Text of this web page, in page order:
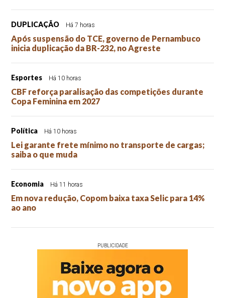
DUPLICAÇÃO Há 7 horas
Após suspensão do TCE, governo de Pernambuco
inicia duplicação da BR-232, no Agreste
Esportes Há 10 horas
CBF reforça paralisação das competições durante
Copa Feminina em 2027
Política Há 10 horas
Lei garante frete mínimo no transporte de cargas;
saiba o que muda
Economia Há 11 horas
Em nova redução, Copom baixa taxa Selic para 14%
ao ano
PUBLICIDADE